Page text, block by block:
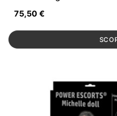
75,50 €